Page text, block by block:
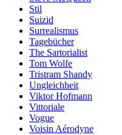
Stil
Suizid
Surrealismus
Tagebücher
The Sartorialist
Tom Wolfe
Tristram Shandy
Ungleichheit
Viktor Hofmann
Vittoriale
Vogue
Voisin Aérodyne